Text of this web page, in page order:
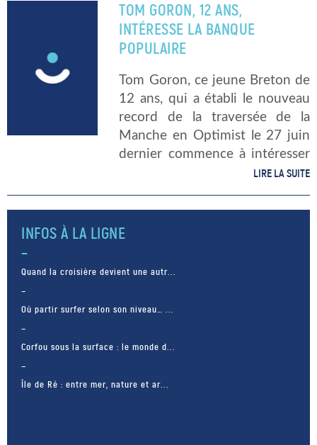
TOM GORON, 12 ANS,
INTÉRESSE LA BANQUE
POPULAIRE
Tom Goron, ce jeune Breton de
12 ans, qui a établi le nouveau
record de la traversée de la
Manche en Optimist le 27 juin
dernier commence à intéresser
les entreprises. Le jeune skipper
Suliac, traverse, […]
LIRE LA SUITE
INFOS À LA LIGNE
Quand la croisière devient une autr...
Où partir surfer selon son niveau… ...
Corfou sous la surface : le monde d...
Île de Ré : entre mer, nature et ar...